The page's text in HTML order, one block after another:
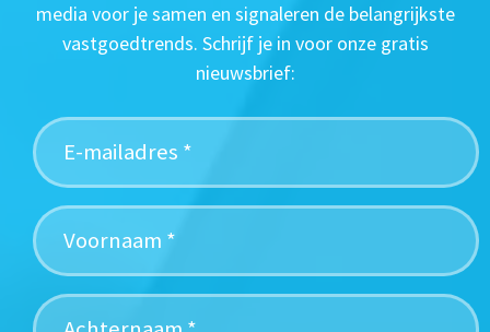
media voor je samen en signaleren de belangrijkste
vastgoedtrends. Schrijf je in voor onze gratis
nieuwsbrief: